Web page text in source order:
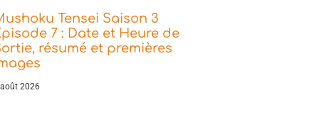
Tensei Saison 3
7 : Date et Heure de
résumé et premières
2026